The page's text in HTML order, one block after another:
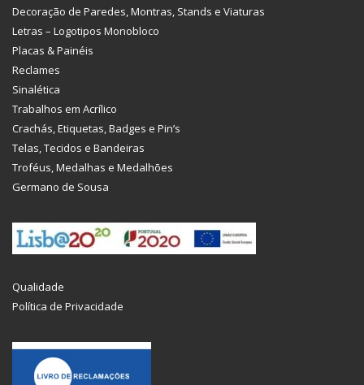
Decoração de Paredes, Montras, Stands e Viaturas
Letras – Logotipos Monobloco
Placas & Painéis
Reclames
Sinalética
Trabalhos em Acrílico
Crachás, Etiquetas, Badges e Pin’s
Telas, Tecidos e Bandeiras
Troféus, Medalhas e Medalhões
Germano de Sousa
Qualidade
Política de Privacidade